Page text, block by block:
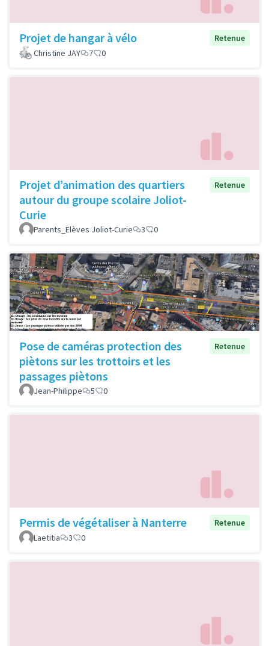
Projet de hangar à vélo
Retenue
Christine JAY
7 0
Projet d’animation des quartiers
autour du groupe scolaire Joliot-
Curie
Retenue
Parents_Elèves Joliot-Curie 3 0
Pose de caméras protection des
piètons sur les trottoirs et les
passages piètons
Retenue
Jean-Philippe 5 0
Permis de végétaliser à Nanterre
Retenue
Laetitia
3 0